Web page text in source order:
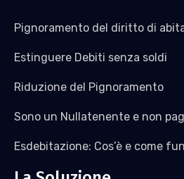
Pignoramento del diritto di
Estinguere Debiti senza soldi
Riduzione del Pignoramento
Sono un Nullatenente e non
Esdebitazione: Cos’è e come